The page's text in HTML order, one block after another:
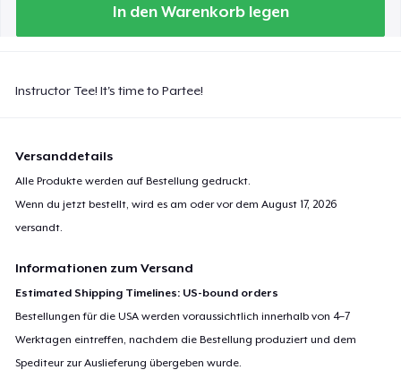
In den Warenkorb legen
Instructor Tee! It's time to Partee!
Versanddetails
Alle Produkte werden auf Bestellung gedruckt.
Wenn du jetzt bestellt, wird es am oder vor demAugust 17, 2026
versandt.
Informationen zum Versand
Estimated Shipping Timelines: US-bound orders
Bestellungen für die USA werden voraussichtlich innerhalb von 4–7
Werktagen eintreffen, nachdem die Bestellung produziert und dem
Spediteur zur Auslieferung übergeben wurde.